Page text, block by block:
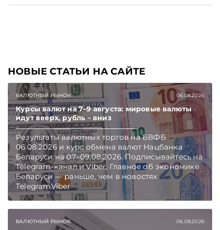
НОВЫЕ СТАТЬИ НА САЙТЕ
ВАЛЮТНЫЙ РЫНОК 06.08.2026
Курсы валют на 7–9 августа: мировые валюты
идут вверх, рубль – вниз
Результаты валютных торгов на БВФБ
06.08.2026 и курс обмена валют Нацбанка
Беларуси на 07–09.08.2026. Подписывайтесь на
Telegram‑канал и Viber. Главное об экономике
Беларуси — раньше, чем в новостях
TelegramViber
ВАЛЮТНЫЙ РЫНОК 06.08.2026